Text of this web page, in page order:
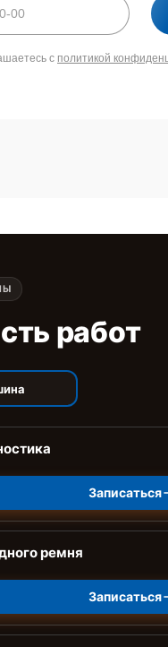
с политикой
работ
Записаться
ремня
Записаться